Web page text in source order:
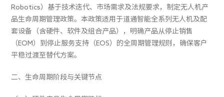
Robotics）基于技术迭代、市场需求及法规要求，制定无人机产
品生命周期管理政策。本政策适用于道通智能全系列无人机及配
套设备（含硬件、软件及组合产品），明确产品从停止销售
（EOM）到停止服务支持（EOS）的全周期管理规则，确保客户
平稳过渡至替代方案。
二、生命周期阶段与关键节点